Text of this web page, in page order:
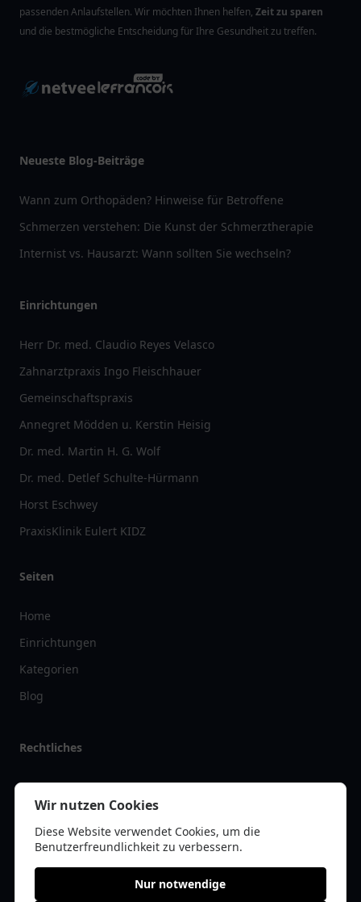
passenden Anlaufstellen. Wir möchten Ihnen helfen, Zeit zu sparen
und die bestmögliche Entscheidung für Ihre Gesundheit zu treffen.
Neueste Blog-Beiträge
Wann zum Orthopäden? Hinweise für Betroffene
Schmerzen verstehen: Die Kunst der Schmerztherapie
Internist vs. Hausarzt: Wann sollten Sie wechseln?
Einrichtungen
Herr Dr. med. Claudio Reyes Velasco
Zahnarztpraxis Ingo Fleischhauer
Gemeinschaftspraxis
Annegret Mödden u. Kerstin Heisig
Dr. med. Martin H. G. Wolf
Dr. med. Detlef Schulte-Hürmann
Horst Eschwey
PraxisKlinik Eulert KIDZ
Seiten
Home
Einrichtungen
Kategorien
Blog
Rechtliches
Impressum
Datenschutz
Kontakt
Wir nutzen Cookies
Diese Website verwendet Cookies, um die
Benutzerfreundlichkeit zu verbessern.
Nur notwendige